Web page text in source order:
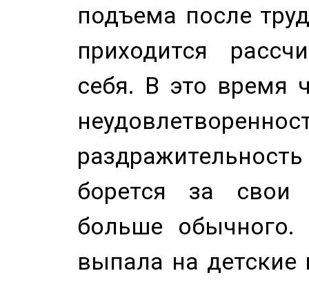
подъема после
приходится
себя. В это время
борется за свои
больше
выпала на детские